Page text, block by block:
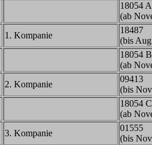
18054 A
(ab
1. Kompanie
18487
(bis
18054 B
(ab
2. Kompanie
09413
(bis
18054 C
(ab
3. Kompanie
01555
(bis